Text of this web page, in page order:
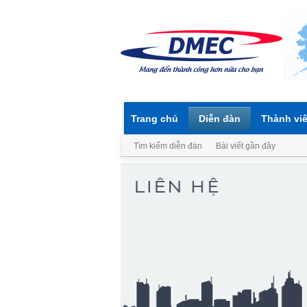
Trang chủ Diễn đàn
Tìm kiếm diễn đàn Bài viết gần đây
Thành